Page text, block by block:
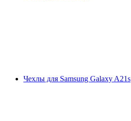
Чехлы для Samsung Galaxy A21s